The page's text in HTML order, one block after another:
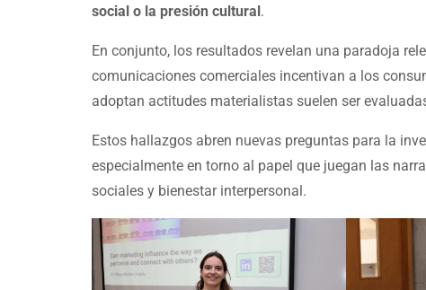
social o la presión cultural.
En conjunto, los resultados revelan una paradoja
comunicaciones comerciales incentivan a los
adoptan actitudes materialistas suelen ser
Estos hallazgos abren nuevas preguntas para la
especialmente en torno al papel que juegan las
sociales y bienestar interpersonal.